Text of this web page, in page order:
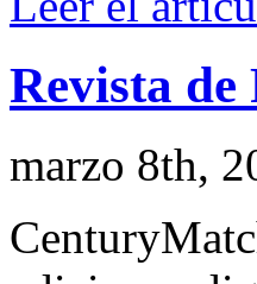
Revista de
marzo 8th,